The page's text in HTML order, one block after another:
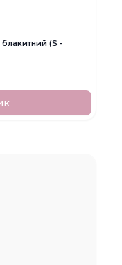
блакитний (S -